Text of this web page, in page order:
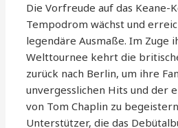
Die Vorfreude auf das Keane-
Tempodrom wächst und
legendäre Ausmaße. Im Zuge
Welttournee kehrt die
zurück nach Berlin, um ihre
unvergesslichen Hits und der
von Tom Chaplin zu
Unterstützer, die das